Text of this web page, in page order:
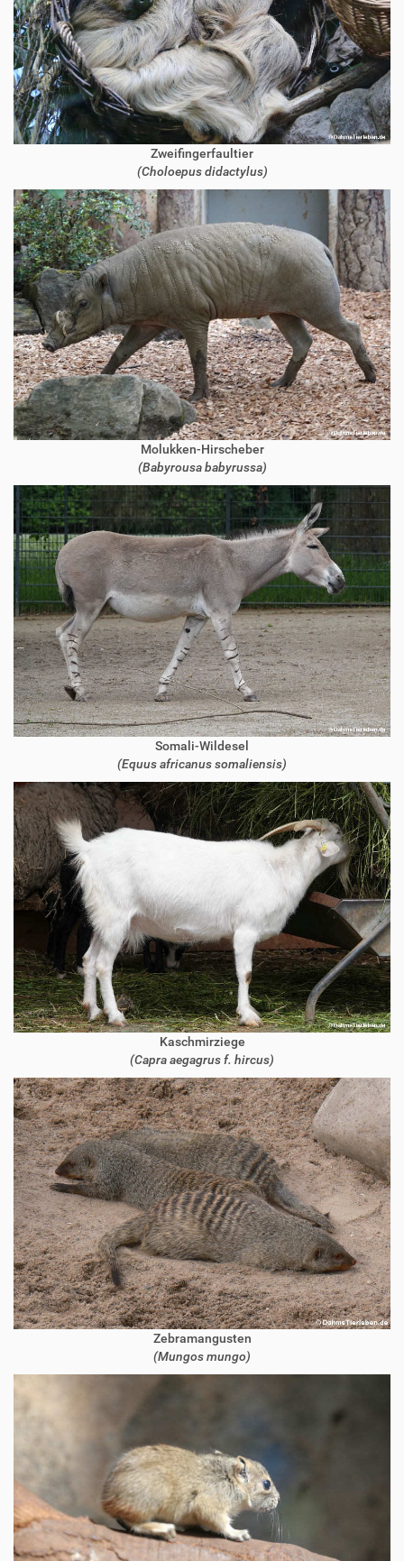
Zweifingerfaultier
(Choloepus didactylus)
Molukken-Hirscheber
(Babyrousa babyrussa)
Somali-Wildesel
(Equus africanus somaliensis)
Kaschmirziege
(Capra aegagrus f. hircus)
Zebramangusten
(Mungos mungo)